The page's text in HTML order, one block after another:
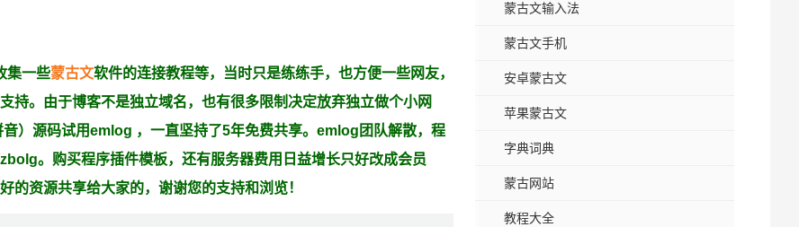
蒙古文输入法
蒙古文手机
安卓蒙古文
苹果蒙古文
字典词典
蒙古网站
教程大全
集一些蒙古文软件的连接教程等，当时只是练练手，也方便一些网友，
持。由于博客不是独立域名，也有很多限制决定放弃独立做个小网
）源码试用emlog ，一直坚持了5年免费共享。 emlog团队解散，程
。购买程序插件模板，还有服务器费用日益增长只好改成会员
的资源共享给大家的，谢谢您的支持和浏览！